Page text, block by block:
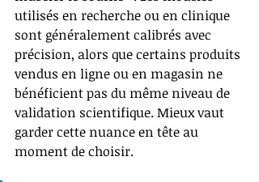
utilisés en recherche ou en clinique
sont généralement calibrés avec
précision, alors que certains produits
vendus en ligne ou en magasin ne
bénéficient pas du même niveau de
validation scientifique. Mieux vaut
garder cette nuance en tête au
moment de choisir.